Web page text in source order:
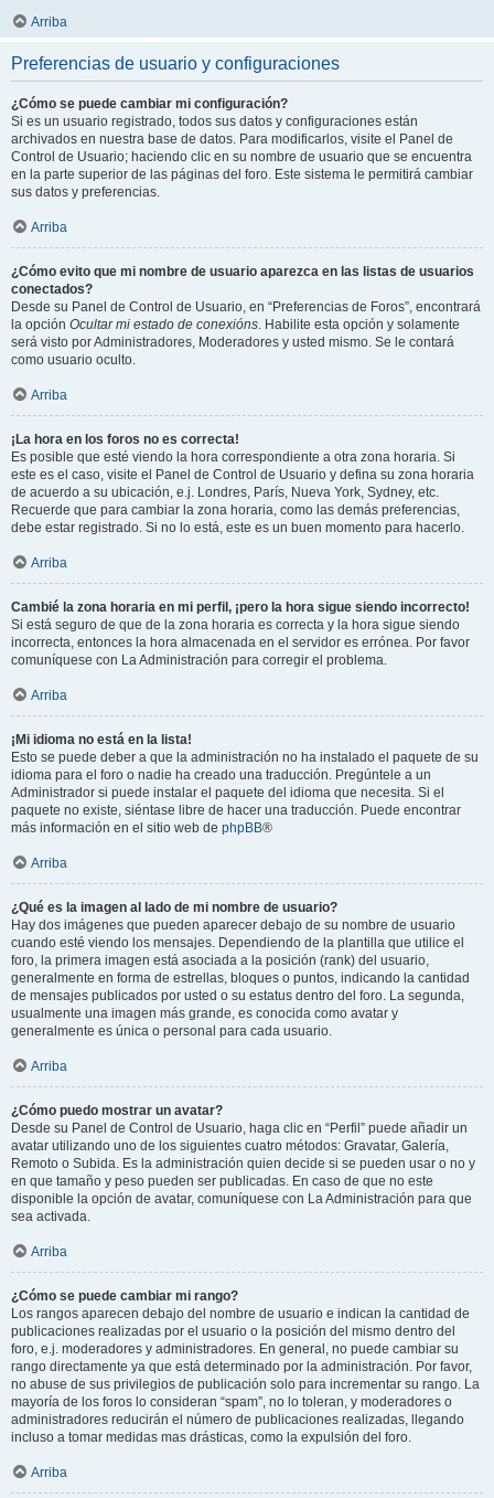
Arriba
Preferencias de usuario y configuraciones
¿Cómo se puede cambiar mi configuración?
Si es un usuario registrado, todos sus datos y configuraciones están
archivados en nuestra base de datos. Para modificarlos, visite el Panel de
Control de Usuario; haciendo clic en su nombre de usuario que se encuentra
en la parte superior de las páginas del foro. Este sistema le permitirá cambiar
sus datos y preferencias.
Arriba
¿Cómo evito que mi nombre de usuario aparezca en las listas de usuarios
conectados?
Desde su Panel de Control de Usuario, en “Preferencias de Foros”, encontrará
la opción Ocultar mi estado de conexións. Habilite esta opción y solamente
será visto por Administradores, Moderadores y usted mismo. Se le contará
como usuario oculto.
Arriba
¡La hora en los foros no es correcta!
Es posible que esté viendo la hora correspondiente a otra zona horaria. Si
este es el caso, visite el Panel de Control de Usuario y defina su zona horaria
de acuerdo a su ubicación, e.j. Londres, París, Nueva York, Sydney, etc.
Recuerde que para cambiar la zona horaria, como las demás preferencias,
debe estar registrado. Si no lo está, este es un buen momento para hacerlo.
Arriba
Cambié la zona horaria en mi perfil, ¡pero la hora sigue siendo incorrecto!
Si está seguro de que de la zona horaria es correcta y la hora sigue siendo
incorrecta, entonces la hora almacenada en el servidor es errónea. Por favor
comuníquese con La Administración para corregir el problema.
Arriba
¡Mi idioma no está en la lista!
Esto se puede deber a que la administración no ha instalado el paquete de su
idioma para el foro o nadie ha creado una traducción. Pregúntele a un
Administrador si puede instalar el paquete del idioma que necesita. Si el
paquete no existe, siéntase libre de hacer una traducción. Puede encontrar
más información en el sitio web de phpBB®
Arriba
¿Qué es la imagen al lado de mi nombre de usuario?
Hay dos imágenes que pueden aparecer debajo de su nombre de usuario
cuando esté viendo los mensajes. Dependiendo de la plantilla que utilice el
foro, la primera imagen está asociada a la posición (rank) del usuario,
generalmente en forma de estrellas, bloques o puntos, indicando la cantidad
de mensajes publicados por usted o su estatus dentro del foro. La segunda,
usualmente una imagen más grande, es conocida como avatar y
generalmente es única o personal para cada usuario.
Arriba
¿Cómo puedo mostrar un avatar?
Desde su Panel de Control de Usuario, haga clic en “Perfil” puede añadir un
avatar utilizando uno de los siguientes cuatro métodos: Gravatar, Galería,
Remoto o Subida. Es la administración quien decide si se pueden usar o no y
en que tamaño y peso pueden ser publicadas. En caso de que no este
disponible la opción de avatar, comuníquese con La Administración para que
sea activada.
Arriba
¿Cómo se puede cambiar mi rango?
Los rangos aparecen debajo del nombre de usuario e indican la cantidad de
publicaciones realizadas por el usuario o la posición del mismo dentro del
foro, e.j. moderadores y administradores. En general, no puede cambiar su
rango directamente ya que está determinado por la administración. Por favor,
no abuse de sus privilegios de publicación solo para incrementar su rango. La
mayoría de los foros lo consideran “spam”, no lo toleran, y moderadores o
administradores reducirán el número de publicaciones realizadas, llegando
incluso a tomar medidas mas drásticas, como la expulsión del foro.
Arriba